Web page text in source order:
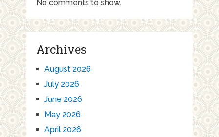
No comments to show.
Archives
August 2026
July 2026
June 2026
May 2026
April 2026